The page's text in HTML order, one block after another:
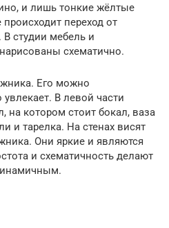
и лишь тонкие жёлтые
переход от
В студии мебель и
схематично.
Его можно
В левой части
на котором стоит бокал, ваза
и тарелка. На стенах висят
Они яркие и являются
и схематичность делают